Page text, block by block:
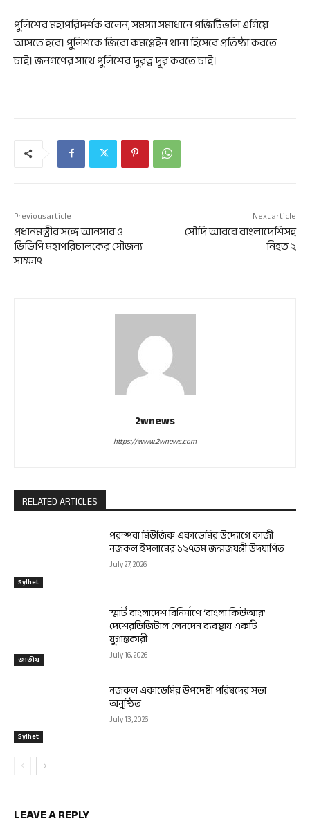
পুলিশের মহাপরিদর্শক বলেন, সমস্যা সমাধানে পজিটিভলি এগিয়ে
আসতে হবে। পুলিশকে জিরো কমপ্লেইন থানা হিসেবে প্রতিষ্ঠা করতে
চাই। জনগণের সাথে পুলিশের দুরত্ব দূর করতে চাই।
Previous article
প্রধানমন্ত্রীর সঙ্গে আনসার ও
ভিডিপি মহাপরিচালকের সৌজন্য
সাক্ষাৎ
Next article
সৌদি আরবে বাংলাদেশিসহ
নিহত ২
2wnews
https://www.2wnews.com
RELATED ARTICLES
Sylhet
পরম্পরা মিউজিক একাডেমির উদ্যোগে কাজী
নজরুল ইসলামের ১২৭তম জন্মজয়ন্তী উদযাপিত
July 27, 2026
জাতীয়
স্মার্ট বাংলাদেশ বিনির্মাণে ‘বাংলা কিউআর’
দেশেরডিজিটাল লেনদেন ব্যবস্থায় একটি
যুগান্তকারী
July 16, 2026
Sylhet
নজরুল একাডেমির উপদেষ্টা পরিষদের সভা
অনুষ্ঠিত
July 13, 2026
LEAVE A REPLY